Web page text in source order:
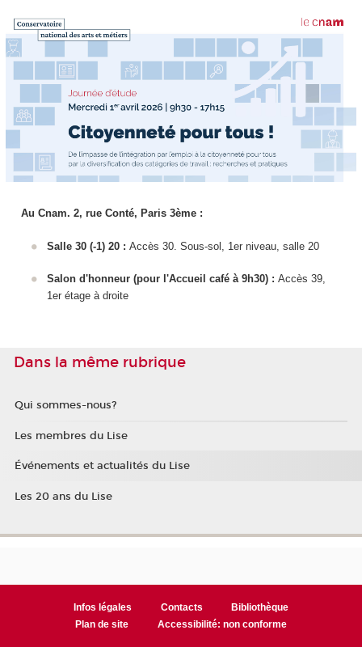
Au Cnam. 2, rue Conté, Paris 3ème :
Salle 30 (-1) 20 : Accès 30. Sous-sol, 1er niveau, salle 20
Salon d'honneur (pour l'Accueil café à 9h30) : Accès 39,
1er étage à droite
Dans la même rubrique
Qui sommes-nous?
Les membres du Lise
Événements et actualités du Lise
Les 20 ans du Lise
Infos légales Contacts
Bibliothèque
Plan de site
Accessibilité: non conforme